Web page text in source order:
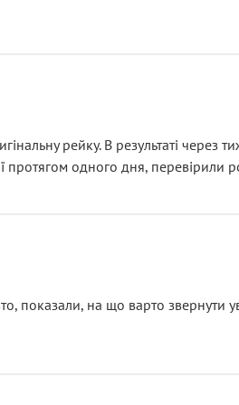
рейку. В результаті через
протягом одного дня, перевірили
на що варто звернути